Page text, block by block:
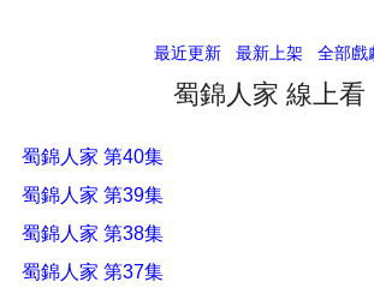
最近更新 最新上架 全部戲
蜀錦人家 線上看
蜀錦人家 第40集
蜀錦人家 第39集
蜀錦人家 第38集
蜀錦人家 第37集